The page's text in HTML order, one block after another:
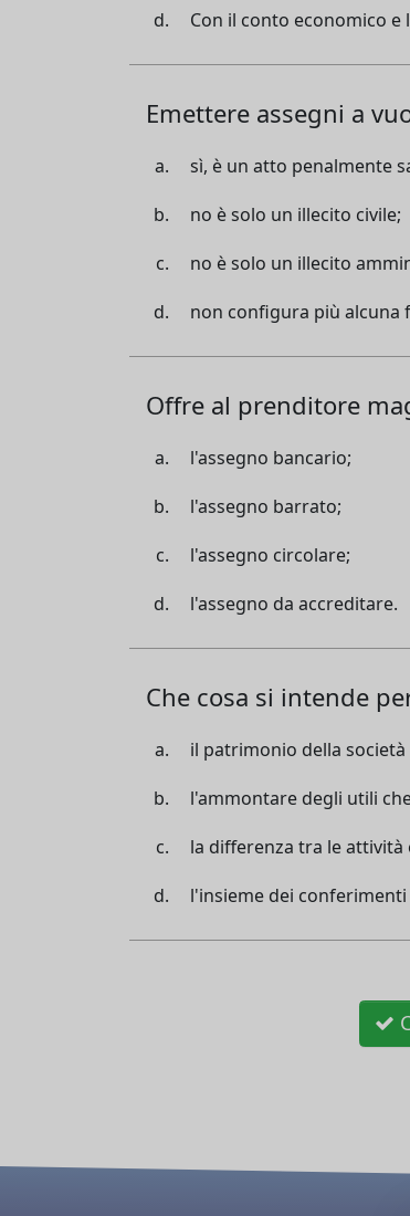
Con il conto economico
Emettere assegni a
sì, è un atto penalmente
no è solo un illecito civile;
no è solo un illecito
non configura più alcuna
Offre al prenditore
l'assegno bancario;
l'assegno barrato;
l'assegno circolare;
l'assegno da accreditare.
Che cosa si intende
il patrimonio della società
l'ammontare degli utili
la differenza tra le attività
l'insieme dei